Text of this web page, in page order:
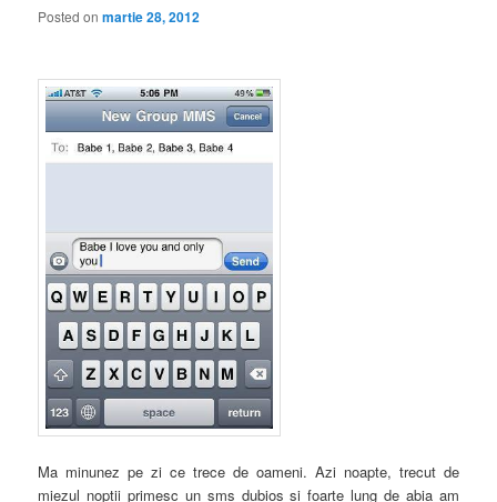
Posted onmartie 28, 2012
Ma minunez pe zi ce trece de oameni. Azi noapte, trecut de
miezul noptii primesc un sms dubios si foarte lung de abia am